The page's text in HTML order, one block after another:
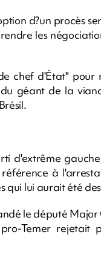
d?un procès
les
chef d'État" pour
géant de la
d'extrême
à
qui lui aurait été
le député
Temer rejetait